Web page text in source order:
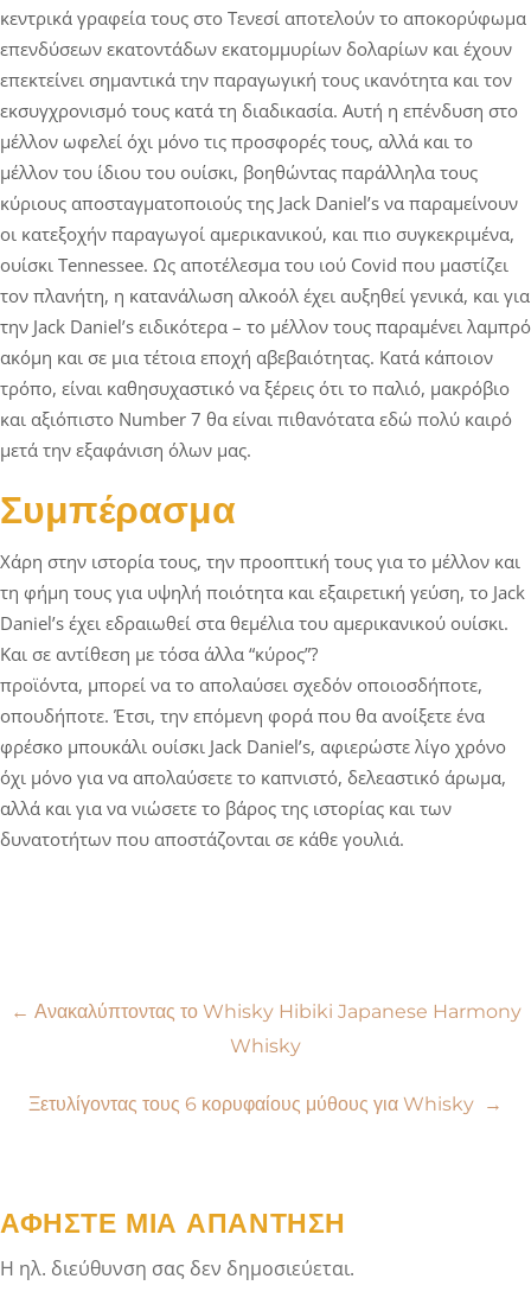
κεντρικά γραφεία τους στο Τενεσί αποτελούν το αποκορύφωμα
επενδύσεων εκατοντάδων εκατομμυρίων δολαρίων και έχουν
επεκτείνει σημαντικά την παραγωγική τους ικανότητα και τον
εκσυγχρονισμό τους κατά τη διαδικασία. Αυτή η επένδυση στο
μέλλον ωφελεί όχι μόνο τις προσφορές τους, αλλά και το
μέλλον του ίδιου του ουίσκι, βοηθώντας παράλληλα τους
κύριους αποσταγματοποιούς της Jack Daniel’s να παραμείνουν
οι κατεξοχήν παραγωγοί αμερικανικού, και πιο συγκεκριμένα,
ουίσκι Tennessee. Ως αποτέλεσμα του ιού Covid που μαστίζει
τον πλανήτη, η κατανάλωση αλκοόλ έχει αυξηθεί γενικά, και για
την Jack Daniel’s ειδικότερα – το μέλλον τους παραμένει λαμπρό
ακόμη και σε μια τέτοια εποχή αβεβαιότητας. Κατά κάποιον
τρόπο, είναι καθησυχαστικό να ξέρεις ότι το παλιό, μακρόβιο
και αξιόπιστο Number 7 θα είναι πιθανότατα εδώ πολύ καιρό
μετά την εξαφάνιση όλων μας.
Συμπέρασμα
Χάρη στην ιστορία τους, την προοπτική τους για το μέλλον και
τη φήμη τους για υψηλή ποιότητα και εξαιρετική γεύση, το Jack
Daniel’s έχει εδραιωθεί στα θεμέλια του αμερικανικού ουίσκι.
Και σε αντίθεση με τόσα άλλα “κύρος”?
προϊόντα, μπορεί να το απολαύσει σχεδόν οποιοσδήποτε,
οπουδήποτε. Έτσι, την επόμενη φορά που θα ανοίξετε ένα
φρέσκο μπουκάλι ουίσκι Jack Daniel’s, αφιερώστε λίγο χρόνο
όχι μόνο για να απολαύσετε το καπνιστό, δελεαστικό άρωμα,
αλλά και για να νιώσετε το βάρος της ιστορίας και των
δυνατοτήτων που αποστάζονται σε κάθε γουλιά.
Πλοήγηση
← Ανακαλύπτοντας το Whisky Hibiki Japanese Harmony
Whisky
Ξετυλίγοντας τους 6 κορυφαίους μύθους για Whisky →
ΑΦΉΣΤΕ ΜΙΑ ΑΠΆΝΤΗΣΗ
Η ηλ. διεύθυνση σας δεν δημοσιεύεται.